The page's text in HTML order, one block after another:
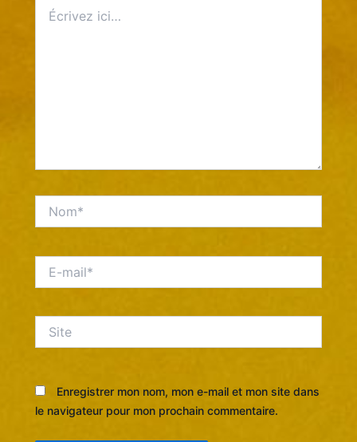
ici…
mail*
Enregistrer mon nom, mon e-mail et mon site dans
le navigateur pour mon prochain commentaire.